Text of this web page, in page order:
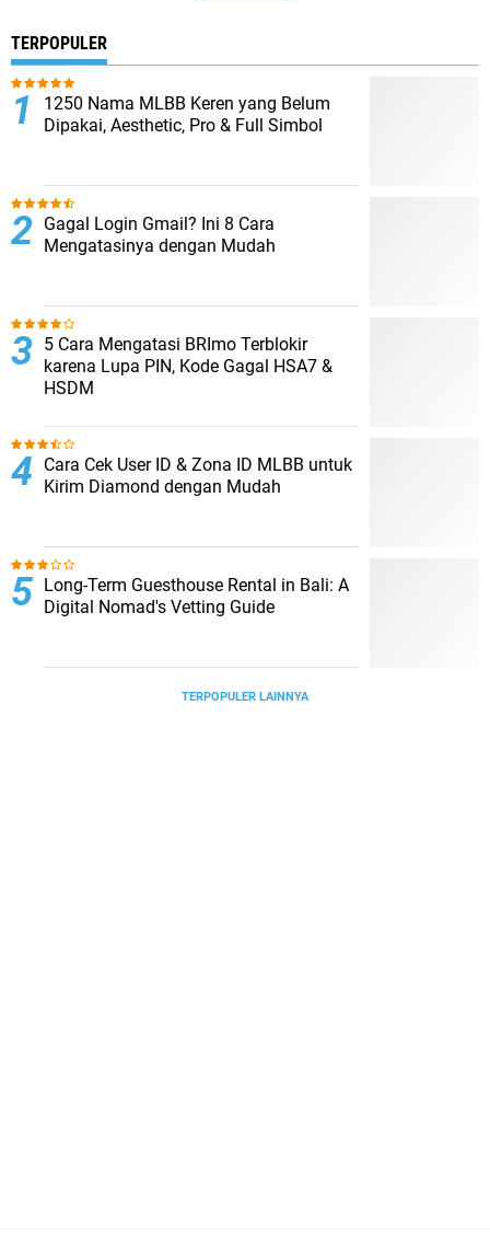
TERPOPULER
1250 Nama MLBB Keren yang Belum
Dipakai, Aesthetic, Pro & Full Simbol
Gagal Login Gmail? Ini 8 Cara
Mengatasinya dengan Mudah
5 Cara Mengatasi BRImo Terblokir
karena Lupa PIN, Kode Gagal HSA7 &
HSDM
Cara Cek User ID & Zona ID MLBB untuk
Kirim Diamond dengan Mudah
Long-Term Guesthouse Rental in Bali: A
Digital Nomad's Vetting Guide
TERPOPULER LAINNYA